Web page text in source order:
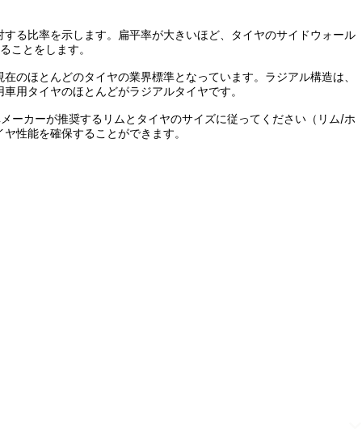
る比率を示します。扁平率が大きいほど、タイヤのサイドウォール
ことをします。
のほとんどのタイヤの業界標準となっています。ラジアル構造は、
用タイヤのほとんどがラジアルタイヤです。
ーカーが推奨するリムとタイヤのサイズに従ってください（リム/ホ
性能を確保することができます。